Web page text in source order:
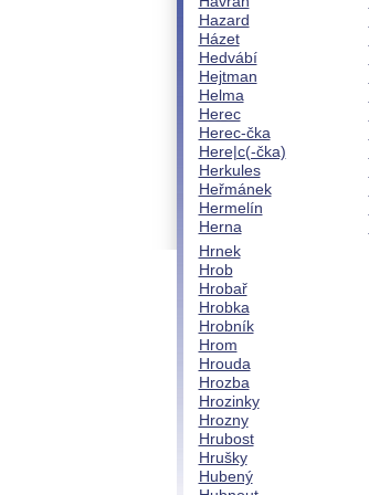
Hazard
Házet
Hedvábí
Hejtman
Helma
Herec
Herec-čka
Here|c(-čka)
Herkules
Heřmánek
Hermelín
Herna
Hrnek
Hrob
Hrobař
Hrobka
Hrobník
Hrom
Hrouda
Hrozba
Hrozinky
Hrozny
Hrubost
Hrušky
Hubený